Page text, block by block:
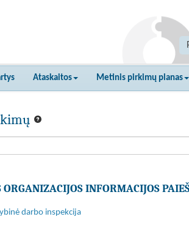
Ataskaitos Metinis pirkimų planas
INFORMACIJOS
darbo inspekcija